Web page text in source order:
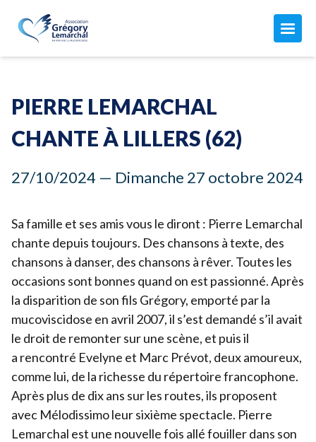
Mon compte
L'association
Le combat de Grégory
Notre équipe
Qu'est-ce que c'est ?
Les soins
Vous êtes concernés par la muco ?
Nos manifestations
Comment nous aider
Faire un don ↗︎
Donner chaque mois
Devenir adhérent
Devenir bénévole
Organiser un événement
Pour les écoles
Legs & Assurance-vie
ADHÉSION 2026 ↗︎
Adhérer ou renouveler votre adhésion par CB
Adhérer par prélèvement automatique
JE FAIS UN DON
PIERRE LEMARCHAL
CHANTE À LILLERS (62)
27/10/2024 — Dimanche 27 octobre 2024
Sa famille et ses amis vous le diront : Pierre Lemarchal
chante depuis toujours. Des chansons à texte, des
chansons à danser, des chansons à rêver. Toutes les
occasions sont bonnes quand on est passionné. Après
la disparition de son fils Grégory, emporté par la
mucoviscidose en avril 2007, il s’est demandé s’il avait
le droit de remonter sur une scène, et puis il
a rencontré Evelyne et Marc Prévot, deux amoureux,
comme lui, de la richesse du répertoire francophone.
Après plus de dix ans sur les routes, ils proposent
avec Mélodissimo leur sixième spectacle. Pierre
Lemarchal est une nouvelle fois allé fouiller dans son